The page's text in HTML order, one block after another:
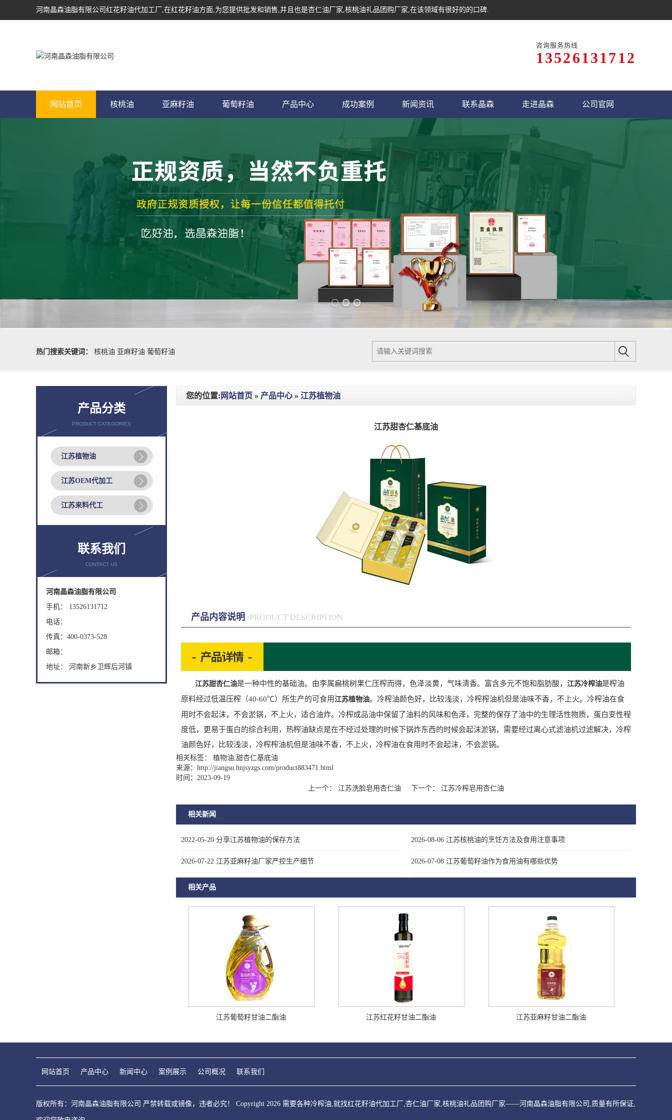
河南晶森油脂有限公司 红花籽油代加工厂 ,在红花籽油方面,为您提供批发和销售,并且也是杏仁油厂家,核桃油礼品团购厂家,在该领域有很好的的口碑.
咨询服务热线
13526131712
网站首页 核桃油 亚麻籽油 葡萄籽油 产品中心 成功案例 新闻资讯 联系晶森 走进晶森 公司官网
热门搜索关键词：
核桃油 亚麻籽油 葡萄籽油
产品分类
PRODUCT CATEGORIES
江苏植物油
江苏OEM代加工
江苏来料代工
联系我们
CONTACT US
河南晶森油脂有限公司
手机： 13526131712
电话：
传真：400-0373-528
邮箱：
地址： 河南新乡卫辉后河镇
您的位置: 网站首页 » 产品中心 » 江苏植物油
江苏甜杏仁基底油
产品内容说明 /PRODUCT DESCRIPTION
江苏甜杏仁油是一种中性的基础油。由李属扁桃树果仁压榨而得，色泽淡黄，气味清香。富含多元不饱和脂肪酸， 江苏冷榨油是榨油
原料经过低温压榨（40-60℃）所生产的可食用江苏植物油。冷榨油颜色好，比较浅淡，冷榨榨油机但是油味不香，不上火。冷榨油在食
用时不会起沫，不会淤锅，不上火，适合油炸。冷榨成品油中保留了油料的风味和色泽，完整的保存了油中的生理活性物质，蛋白变性程
度低，更易于蛋白的综合利用，热榨油缺点是在不经过处理的时候下锅炸东西的时候会起沫淤锅，需要经过离心式滤油机过滤解决，冷榨
油颜色好，比较浅淡，冷榨榨油机但是油味不香，不上火，冷榨油在食用时不会起沫，不会淤锅。
相关标签： 植物油,甜杏仁基底油
来源： http://jiangsu.hnjsyzgs.com/product883471.html
时间：2023-09-19
上一个：
江苏洗脸皂用杏仁油 下一个： 江苏冷榨皂用杏仁油
相关新闻
2022-05-20 分享江苏植物油的保存方法 2026-08-06 江苏核桃油的烹饪方法及食用注意事项
2026-07-22 江苏亚麻籽油厂家严控生产细节 2026-07-08 江苏葡萄籽油作为食用油有哪些优势
相关产品
江苏葡萄籽甘油二酯油 江苏红花籽甘油二酯油 江苏亚麻籽甘油二酯油
网站首页 产品中心 新闻中心 案例展示 公司概况 联系我们
版权所有：河南晶森油脂有限公司 严禁转载或镜像，违者必究！ Copyright 2026 需要各种冷榨油,就找红花籽油代加工厂,杏仁油厂家,核桃油礼品团购厂家——河南晶森油脂有限公司,质量有所保证,